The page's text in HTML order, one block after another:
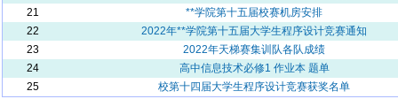
21
**学院第十五届校赛机房安排
22
2022年**学院第十五届大学生程序设计竞赛通知
23
2022年天梯赛集训队各队成绩
24
高中信息技术必修1 作业本 题单
25
校第十四届大学生程序设计竞赛获奖名单